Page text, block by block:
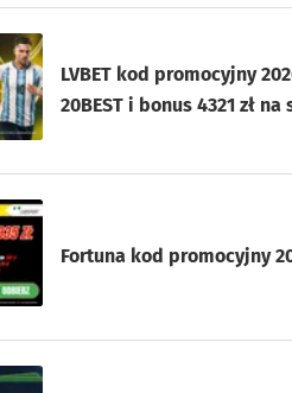
LVBET kod promocyjny
20BEST i bonus 4321 zł na
Fortuna kod promocyjny